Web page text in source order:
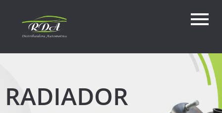
RADIADOR